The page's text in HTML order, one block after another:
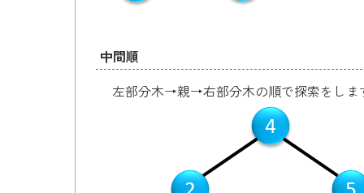
中間順
左部分木→親→右部分木の順で探索をしま